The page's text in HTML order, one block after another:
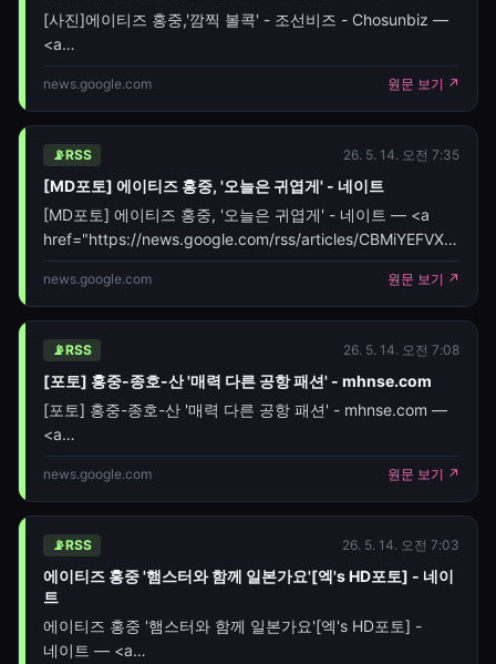
[사진]에이티즈 홍중,'깜찍 볼콕' - 조선비즈 - Chosunbiz —
<a
href="https://news.google.com/rss/articles/
news.google.com 원문 보기 ↗
📡RSS 26. 5. 14. 오전 7:35
[MD포토] 에이티즈 홍중, '오늘은 귀엽게' - 네이트
[MD포토] 에이티즈 홍중, '오늘은 귀엽게' - 네이트 — <a
href="https://news.google.com/rss/articles/
oc=5" target="_blank">[MD포토] 에이티즈 홍중, '오늘은
귀엽게'</a>&nbsp;&nbsp;<f
news.google.com 원문 보기 ↗
📡RSS 26. 5. 14. 오전 7:08
[포토] 홍중-종호-산 '매력 다른 공항 패션' - mhnse.com
[포토] 홍중-종호-산 '매력 다른 공항 패션' - mhnse.com —
<a
href="https://news.google.com/rss/articles/
news.google.com 원문 보기 ↗
📡RSS 26. 5. 14. 오전 7:03
에이티즈 홍중 '햄스터와 함께 일본가요'[엑's HD포토] - 네이
트
에이티즈 홍중 '햄스터와 함께 일본가요'[엑's HD포토] -
네이트 — <a